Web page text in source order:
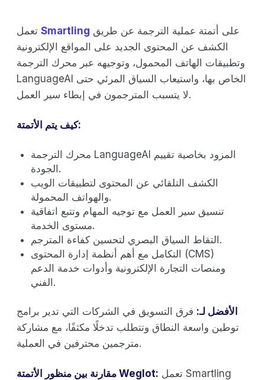
Smartling
الكشف عن المحتوى الجديد على المواقع الإلكترونية
وتطبيقات الهاتف المحمول، وتوجيهه عبر محرك الترجمة
LanguageAI الخاص بها، واستيعاب السياق المرئي حتى
لا يتسبب المترجمون في إبطاء سير العمل.
كيف يتم الأتمتة:
محرك الترجمة LanguageAI المزود بخاصية تقييم
الجودة.
الكشف التلقائي عن المحتوى لتطبيقات الويب
والهواتف المحمولة.
تنسيق سير العمل مع توجيه المهام وتتبع اتفاقية
مستوى الخدمة.
التقاط السياق البصري لتحسين كفاءة المترجم.
التكامل مع أهم أنظمة إدارة المحتوى (CMS)
ومنصات التجارة الإلكترونية وأدوات خدمة الدعم
الفني.
الأفضل لـ: فرق التسويق في الشركات التي تدير برامج
توطين واسعة النطاق وتتطلب تدخلًا مكثفًا، مع مشاركة
مترجمين محترفين في العملية.
مقارنة بين منظور الأتمتة Weglot: